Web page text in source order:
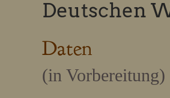
Deutschen
Daten
(in Vorbereitung)